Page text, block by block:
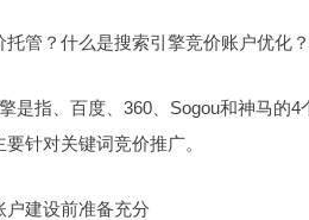
托管？什么是搜索引擎竞价账户优化？
是指、百度、360、Sogou和神马的
针对关键词竞价推广。
户建设前准备充分